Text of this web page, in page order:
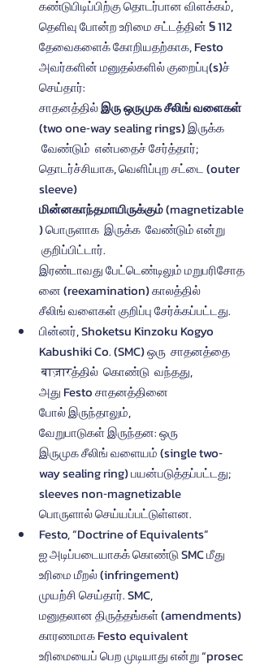
கண்டுபிடிப்பிற்கு தொடர்பான விளக்கம்,
தெளிவு போன்ற உரிமை சட்டத்தின் § 112
தேவைகளைக் கோறியதற்காக, Festo
அவர்களின் மனுதல்களில் குறைப்பு(s)ச்
செய்தார்:
சாதனத்தில் இரு ஒருமுக சீலிங் வளைகள்
(two one‐way sealing rings) இருக்க
வேண்டும்  என்பதைச் சேர்த்தார்;
தொடர்ச்சியாக, வெளிப்புற சட்டை (outer
sleeve)
மின்னகாந்தமாயிருக்கும் (magnetizable
) பொருளாக  இருக்க  வேண்டும் என்று
குறிப்பிட்டார்.
இரண்டாவது பேட்டெண்டிலும் மறுபரிசோத
னை (reexamination) காலத்தில்
சீலிங் வளைகள் குறிப்பு சேர்க்கப்பட்டது.
பின்னர், Shoketsu Kinzoku Kogyo
Kabushiki Co. (SMC) ஒரு  சாதனத்தை
बाज़ारத்தில்  கொண்டு  வந்தது,
அது Festo சாதனத்தினை
போல் இருந்தாலும்,
வேறுபாடுகள் இருந்தன: ஒரு
இருமுக சீலிங் வளையம் (single two‐
way sealing ring) பயன்படுத்தப்பட்டது;
sleeves non‐magnetizable
பொருளால் செய்யப்பட்டுள்ளன.
Festo, “Doctrine of Equivalents”
ஐ அடிப்படையாகக் கொண்டு SMC மீது
உரிமை மீறல் (infringement)
முயற்சி செய்தார். SMC,
மனுதலான திருத்தங்கள் (amendments)
காரணமாக Festo equivalent
உரிமையைப் பெற முடியாது என்று “prosec